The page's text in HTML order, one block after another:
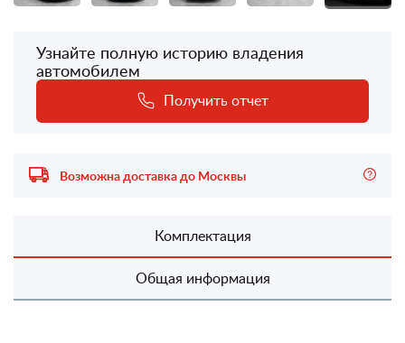
Узнайте полную историю владения
автомобилем
Получить отчет
Возможна доставка до Москвы
Комплектация
Общая информация